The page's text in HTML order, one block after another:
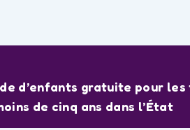
d’enfants gratuite pour
de cinq ans dans l’État